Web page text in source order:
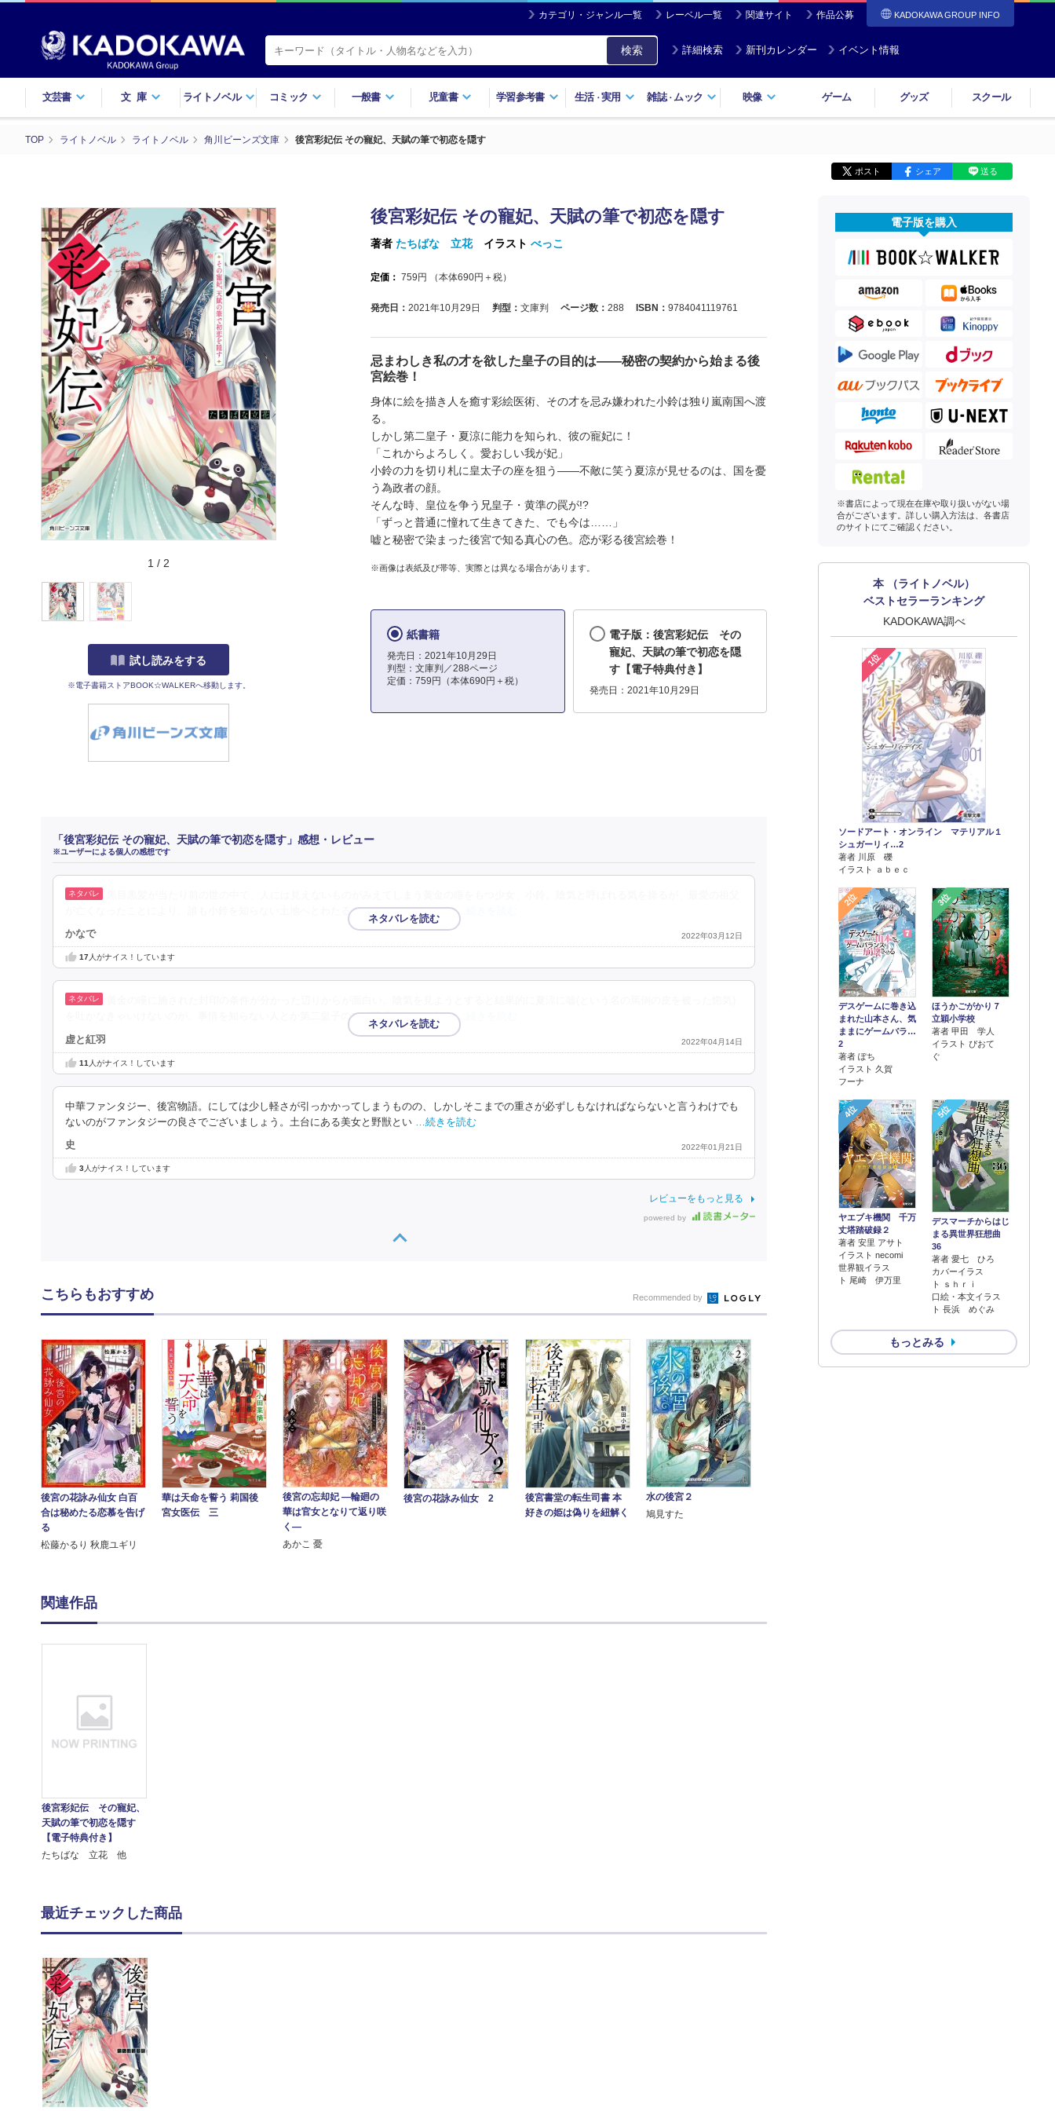
カテゴリ・ジャンル一覧 レーベル一覧 関連サイト 作品公募 KADOKAWA GROUP INFO
検索 詳細検索 新刊カレンダー イベント情報
文芸書 文庫 ライトノベル コミック 一般書 児童書 学習参考書 生活・実用 雑誌・ ムック 映像 ゲーム グッズ スクール
TOP ライトノベル ライトノベル 角川ビーンズ文庫 後宮彩妃伝 その寵妃、天賦の筆で初恋を隠す
ポスト シェア 送る
1 / 2
試し読みをする
※電子書籍ストアBOOK☆WALKERへ移動します。
後宮彩妃伝 その寵妃、天賦の筆で初恋を隠す
著者 たちばな 立花 イラスト べっこ
定価： 759 円 （本体690円＋税）
発売日： 2021年10月29日 判型： 文庫判 ページ数： 288 ISBN： 9784041119761
忌まわしき私の才を欲した皇子の目的は――秘密の契約から始まる後
宮絵巻！
身体に絵を描き人を癒す彩絵医術、その才を忌み嫌われた小鈴は独り嵐南国へ渡
る。
しかし第二皇子・夏涼に能力を知られ、彼の寵妃に！
「これからよろしく。愛おしい我が妃」
小鈴の力を切り札に皇太子の座を狙う――不敵に笑う夏涼が見せるのは、国を憂
う為政者の顔。
そんな時、皇位を争う兄皇子・黄準の罠が!?
「ずっと普通に憧れて生きてきた、でも今は……」
嘘と秘密で染まった後宮で知る真心の色。恋が彩る後宮絵巻！
※画像は表紙及び帯等、実際とは異なる場合があります。
紙書籍
発売日：2021年10月29日
判型：文庫判／288ページ
定価：759円（本体690円＋税）
電子版：後宮彩妃伝 その
寵妃、天賦の筆で初恋を隠
す【電子特典付き】
発売日：2021年10月29日
「後宮彩妃伝 その寵妃、天賦の筆で初恋を隠す」感想・レビュー
※ユーザーによる個人の感想です
が亡くなったことにより、誰も小鈴を知らない土地へとわたる。そこでパンダのよう …続きを読む
かなで 2022年03月12日
17人がナイス！しています
を吐かなきゃいけないのが、事情を知らない人とか第二皇子のマゾ疑惑をうみそう。 …続きを読む
虚と紅羽 2022年04月14日
11 人がナイス！しています
中華ファンタジー、後宮物語。にしては少し軽さが引っかかってしまうものの、しかしそこまでの重さが必ずしもなければならないと言うわけでも
ないのがファンタジーの良さでございましょう。土台にある美女と野獣とい …続きを読む
史 2022年01月21日
3人がナイス！しています
レビューをもっと見る
powered by
電子版を購入
※書店によって現在在庫や取り扱いがない場
合がございます。詳しい購入方法は、各書店
のサイトにてご確認ください。
本 （ライトノベル）
ベストセラーランキング
KADOKAWA調べ
1位
ソードアート・オンライン マテリアル１
シュガーリィ…2
著者 川原 礫
イラスト ａｂｅｃ
2位
デスゲームに巻き込
まれた山本さん、気
ままにゲームバラ…
2
著者 ぽち
イラスト 久賀
フーナ
3位
ほうかごがかり７
立穎小学校
著者 甲田 学人
イラスト ぴおて
ぐ
4位
ヤエブキ機関 千万
丈塔踏破録２
著者 安里 アサト
イラスト necomi
世界観イラス
ト 尾崎 伊万里
5位
デスマーチからはじ
まる異世界狂想曲
36
著者 愛七 ひろ
カバーイラス
ト ｓｈｒｉ
口絵・本文イラス
ト 長浜 めぐみ
もっとみる
こちらもおすすめ Recommended by
後宮の花詠み仙女 白百
合は秘めたる恋慕を告げ
る
松藤かるり 秋鹿ユギリ
華は天命を誓う 莉国後
宮女医伝 三
後宮の忘却妃 ―輪廻の
華は官女となりて返り咲
く―
あかこ 憂
後宮の花詠み仙女 2
後宮書堂の転生司書 本
好きの姫は偽りを紐解く
水の後宮２
鳩見すた
関連作品
後宮彩妃伝 その寵妃、
天賦の筆で初恋を隠す
【電子特典付き】
たちばな 立花 他
最近チェックした商品